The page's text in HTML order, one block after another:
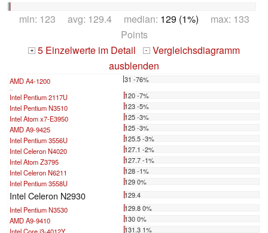
min: 123 avg: 129.4 median: 129 (1%) max: 133
Points
+ 5 Einzelwerte im Detail - Vergleichsdiagramm
ausblenden
AMD A4-1200 31 -76%
Intel Pentium 2117U
120 -7%
Intel Pentium N3510
123 -5%
Intel Atom x7-E3950
125 -3%
AMD A9-9425
125 -3%
Intel Pentium 3556U
125.5 -3%
Intel Celeron N4020
127.1 -2%
Intel Atom Z3795
127.7 -1%
Intel Celeron N6211
128 -1%
Intel Pentium 3558U
129 0%
Intel Celeron N2930
129.4
Intel Pentium N3530
129.8 0%
AMD A9-9410
130 0%
Intel Core i3-4012Y
131.3 1%